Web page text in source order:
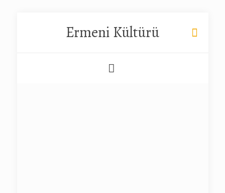
Ermeni Kültürü